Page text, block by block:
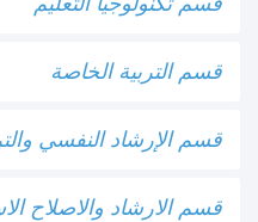
قسم التربية الخاصة
قسم الإرشاد النفسي
قسم الارشاد والاصلاح